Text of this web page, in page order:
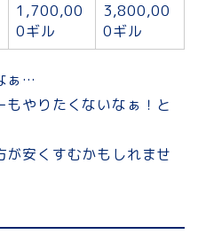
1,700,00
0ギル
3,800,00
0ギル
ぁ…
やりたくないなぁ！と
安くすむかもしれませ